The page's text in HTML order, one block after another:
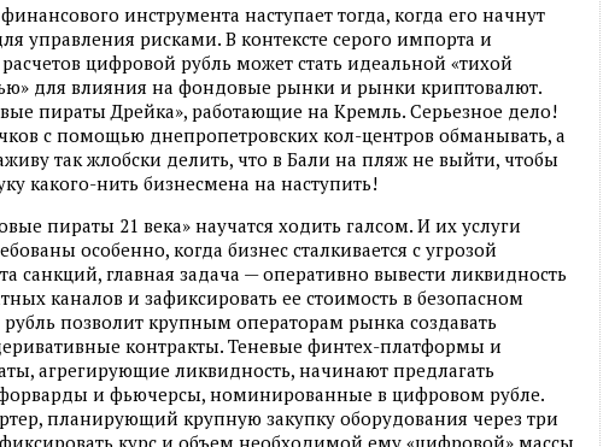
инструмента наступает тогда, когда его начнут
управления рисками. В контексте серого импорта и
цифровой рубль может стать идеальной «тихой
для влияния на фондовые рынки и рынки криптовалют.
пираты Дрейка», работающие на Кремль. Серьезное дело!
с помощью днепропетровских кол-центров обманывать, а
так жлобски делить, что в Бали на пляж не выйти, чтобы
какого-нить бизнесмена на наступить!
пираты 21 века» научатся ходить галсом. И их услуги
особенно, когда бизнес сталкивается с угрозой
санкций, главная задача — оперативно вывести ликвидность
каналов и зафиксировать ее стоимость в безопасном
позволит крупным операторам рынка создавать
контракты. Теневые финтех-платформы и
агрегирующие ликвидность, начинают предлагать
и фьючерсы, номинированные в цифровом рубле.
планирующий крупную закупку оборудования через три
курс и объем необходимой ему «цифровой» массы